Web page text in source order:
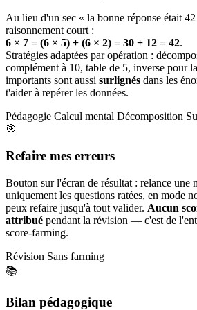
Au lieu d'un sec « la bonne réponse était
raisonnement court :
6 × 7 = (6 × 5) + (6 × 2) = 30 + 12 = 42.
Stratégies adaptées par opération :
complément à 10, table de 5, inverse pour
importants sont aussi surlignés dans les
t'aider à repérer les données.
Pédagogie Calcul mental Décomposition
🎯
Refaire mes erreurs
Bouton sur l'écran de résultat : relance une
uniquement les questions ratées, en mode
peux refaire jusqu'à tout valider. Aucun
attribué pendant la révision — c'est de
score-farming.
Révision Sans farming
📚
Bilan pédagogique